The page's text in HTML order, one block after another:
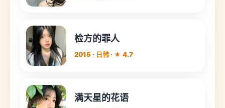
检方的罪人
2015 · 日韩 · ★ 4.7
满天星的花语